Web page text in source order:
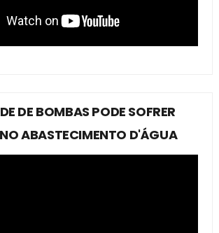
DE BOMBAS PODE SOFRER
ABASTECIMENTO D'ÁGUA